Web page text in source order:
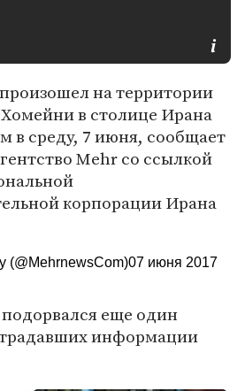
на территории
в столице Ирана
в среду, 7 июня, сообщает
Mehr со ссылкой
корпорации Ирана
(@MehrnewsCom)07 июня 2017
еще один
информации